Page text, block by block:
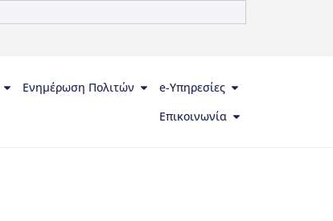
Ενημέρωση Πολιτών
e-Υπηρεσίες
Επικοινωνία